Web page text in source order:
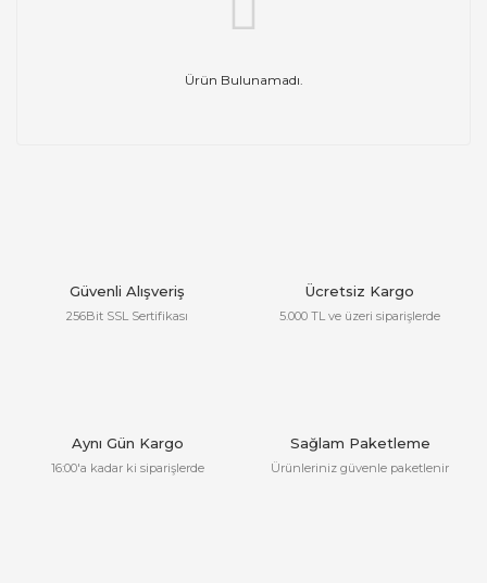
Ürün Bulunamadı.
Güvenli Alışveriş
256Bit SSL Sertifikası
Ücretsiz Kargo
5.000 TL ve üzeri siparişlerde
Aynı Gün Kargo
16:00'a kadar ki siparişlerde
Sağlam Paketleme
Ürünleriniz güvenle paketlenir